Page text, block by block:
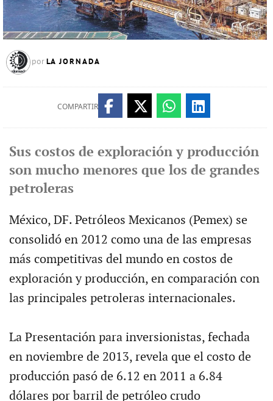
por LA JORNADA
COMPARTIR
Sus costos de exploración y producción
son mucho menores que los de grandes
petroleras
México, DF. Petróleos Mexicanos (Pemex) se
consolidó en 2012 como una de las empresas
más competitivas del mundo en costos de
exploración y producción, en comparación con
las principales petroleras internacionales.
La Presentación para inversionistas, fechada
en noviembre de 2013, revela que el costo de
producción pasó de 6.12 en 2011 a 6.84
dólares por barril de petróleo crudo